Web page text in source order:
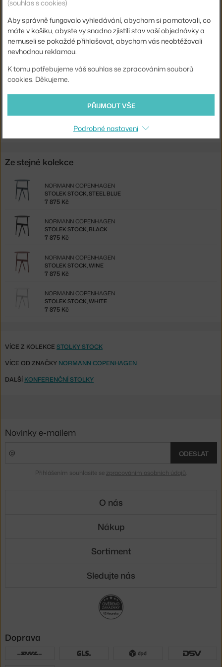
Podnož:
kov
Tvar stolu:
kruh
Deska stolu:
kov
Info k produktu: Čistěte vlhkým hadříkem.
Kód produktu
NCP-602528
Ze stejné kolekce
STOLEK STOCK, STEEL BLUE
NORMANN COPENHAGEN
7 875 Kč
STOLEK STOCK, BLACK
NORMANN COPENHAGEN
7 875 Kč
STOLEK STOCK, WINE
NORMANN COPENHAGEN
7 875 Kč
STOLEK STOCK, WHITE
NORMANN COPENHAGEN
7 875 Kč
VÍCE Z KOLEKCE STOLKY STOCK
VÍCE OD ZNAČKY NORMANN COPENHAGEN
DALŠÍ KONFERENČNÍ STOLKY
(souhlas s cookies)
Aby správně fungovalo vyhledávání, abychom si pamatovali, co
máte v košíku, abyste vy snadno zjistili stav vaší objednávky a
nemuseli se pokaždé přihlašovat, abychom vás neobtěžovali
nevhodnou reklamou.
K tomu potřebujeme váš souhlas se zpracováním souborů
cookies. Děkujeme.
PŘIJMOUT VŠE
Podrobné nastavení
Novinky e-mailem
ODESLAT
Přihlášením souhlasíte se zpracováním osobních údajů
O nás
Nákup
Sortiment
Sledujte nás
Doprava